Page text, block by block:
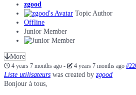
zgood
Topic Author
Offline
Junior Member
More
4 years 7 months ago- 4 years 7 months ago
Liste utilisateurs was created by zgood
Bonjour à tous,